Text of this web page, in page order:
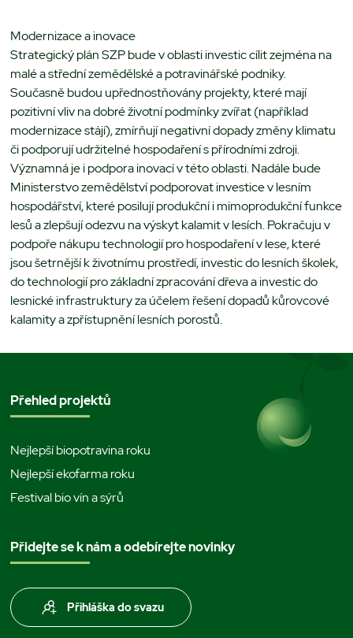
Modernizace a inovace
Strategický plán SZP bude v oblasti investic cílit zejména na
malé a střední zemědělské a potravinářské podniky.
Současně budou upřednostňovány projekty, které mají
pozitivní vliv na dobré životní podmínky zvířat (například
modernizace stájí), zmírňují negativní dopady změny klimatu
či podporují udržitelné hospodaření s přírodními zdroji.
Významná je i podpora inovací v této oblasti. Nadále bude
Ministerstvo zemědělství podporovat investice v lesním
hospodářství, které posilují produkční i mimoprodukční funkce
lesů a zlepšují odezvu na výskyt kalamit v lesích. Pokračuju v
podpoře nákupu technologií pro hospodaření v lese, které
jsou šetrnější k životnímu prostředí, investic do lesních školek,
do technologií pro základní zpracování dřeva a investic do
lesnické infrastruktury za účelem řešení dopadů kůrovcové
kalamity a zpřístupnění lesních porostů.
Přehled projektů
Nejlepší biopotravina roku
Nejlepší ekofarma roku
Festival bio vín a sýrů
Přidejte se k nám a odebírejte novinky
Přihláška do svazu